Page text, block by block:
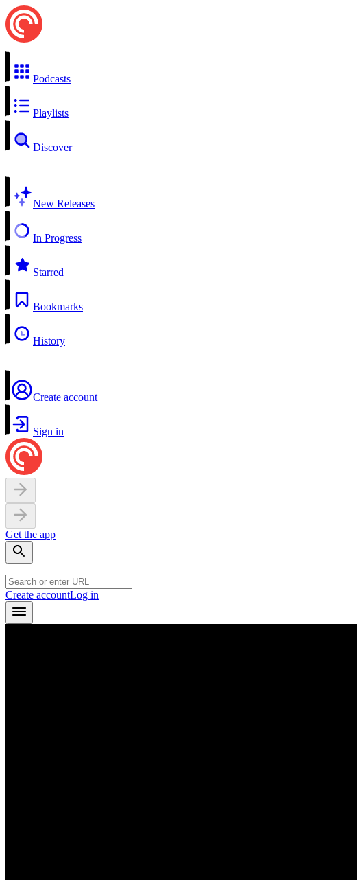
Podcasts
Playlists
Discover
New Releases
In Progress
Starred
Bookmarks
History
Create account
Sign in
Get the app
Create accountLog in